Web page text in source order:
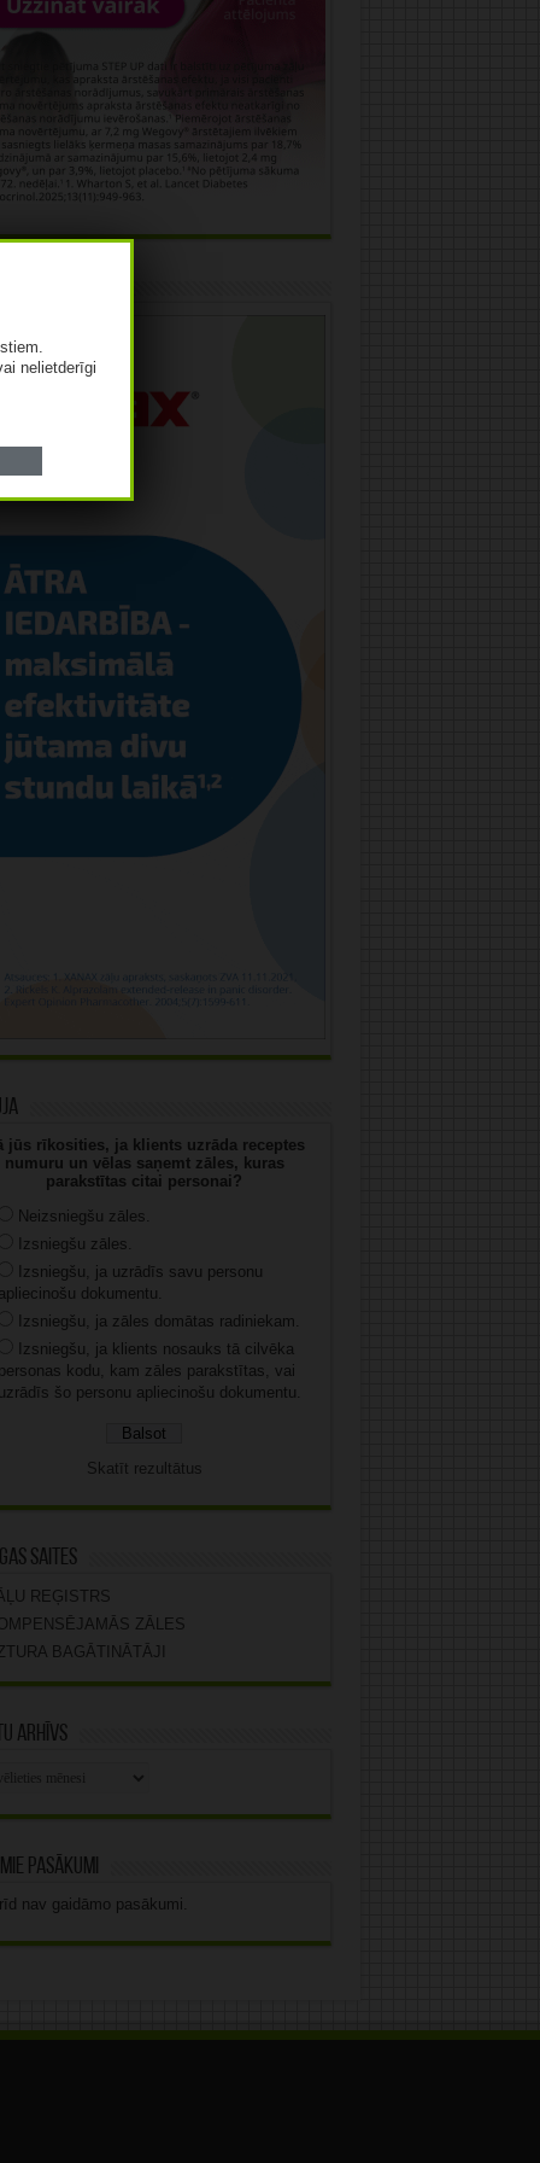
jūs rīkosities, ja klients uzrāda receptes
numuru un vēlas saņemt zāles, kuras
parakstītas citai personai?
Neizsniegšu zāles.
Izsniegšu zāles.
Izsniegšu, ja uzrādīs savu personu
dokumentu.
Izsniegšu, ja zāles domātas radiniekam.
Izsniegšu, ja klients nosauks tā cilvēka
kodu, kam zāles parakstītas, vai
šo personu apliecinošu dokumentu.
Skatīt rezultātus
saites
REĢISTRS
ZĀLES
BAGĀTINĀTĀJI
arhīvs
pasākumi
nav gaidāmo pasākumi.
nelietderīgi